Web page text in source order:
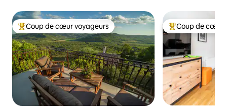
Coups de cœur voyageurs les plus appréciés
Coup de cœur voyageurs Coups de cœur
Coup de cœur